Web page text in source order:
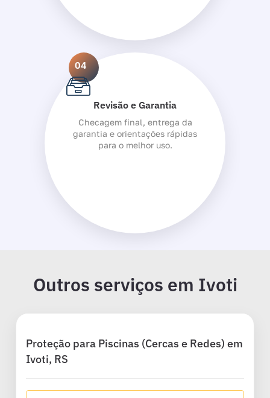
04
Revisão e Garantia
Checagem final, entrega da
garantia e orientações rápidas
para o melhor uso.
Outros serviços em Ivoti
Proteção para Piscinas (Cercas e Redes) em
Ivoti, RS